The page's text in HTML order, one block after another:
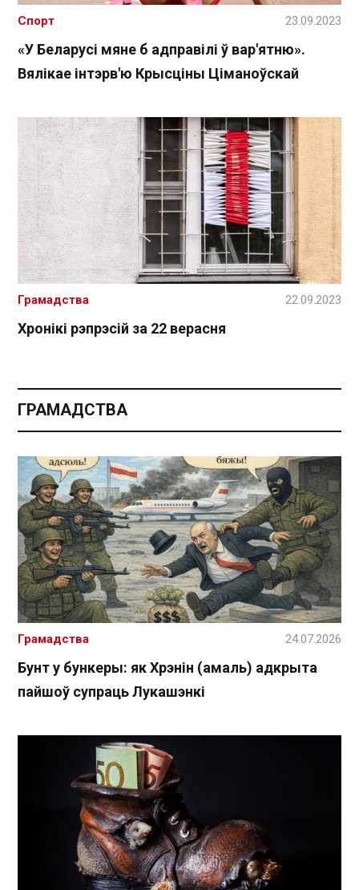
«У Беларусі мяне б адправілі ў вар'ятню».
Вялікае інтэрв'ю Крысціны Ціманоўскай
Спорт 23.09.2023
Хронікі рэпрэсій за 22 верасня
Грамадства 22.09.2023
ГРАМАДСТВА
Бунт у бункеры: як Хрэнін (амаль) адкрыта
пайшоў супраць Лукашэнкі
Грамадства 24.07.2026